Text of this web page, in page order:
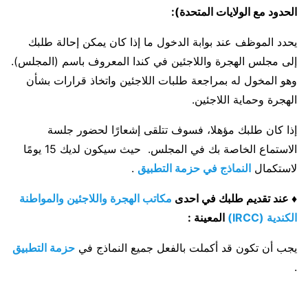
الحدود مع الولايات المتحدة):
يحدد الموظف عند بوابة الدخول ما إذا كان يمكن إحالة طلبك
إلى مجلس الهجرة واللاجئين في كندا المعروف باسم (المجلس).
وهو المخول له بمراجعة طلبات اللاجئين واتخاذ قرارات بشأن
الهجرة وحماية اللاجئين.
إذا كان طلبك مؤهلا، فسوف تتلقى إشعارًا لحضور جلسة
الاستماع الخاصة بك في المجلس. حيث سيكون لديك 15 يومًا
لاستكمال النماذج في حزمة التطبيق .
♦ عند تقديم طلبك في احدى مكاتب الهجرة واللاجئين والمواطنة
الكندية (IRCC)
المعينة :
يجب أن تكون قد أكملت بالفعل جميع النماذج في حزمة التطبيق
.